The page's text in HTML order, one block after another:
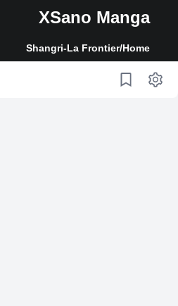
XSano Manga
Home
/
Shangri-La Frontier